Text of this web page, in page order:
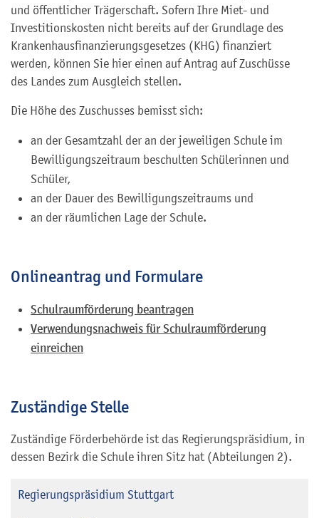
und öffentlicher Trägerschaft. Sofern Ihre Miet- und
Investitionskosten nicht bereits auf der Grundlage des
Krankenhausfinanzierungsgesetzes (KHG) finanziert
werden, können Sie hier einen auf Antrag auf Zuschüsse
des Landes zum Ausgleich stellen.
Die Höhe des Zuschusses bemisst sich:
an der Gesamtzahl der an der jeweiligen Schule im
Bewilligungszeitraum beschulten Schülerinnen und
Schüler,
an der Dauer des Bewilligungszeitraums und
an der räumlichen Lage der Schule.
Onlineantrag und Formulare
Schulraumförderung beantragen
Verwendungsnachweis für Schulraumförderung
einreichen
Zuständige Stelle
Zuständige Förderbehörde ist das Regierungspräsidium, in
dessen Bezirk die Schule ihren Sitz hat (Abteilungen 2).
Regierungspräsidium Stuttgart